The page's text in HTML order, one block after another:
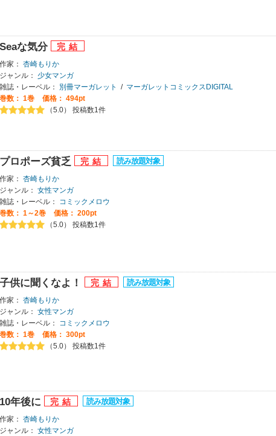
Seaな気分
作家： 杏崎もりか
ジャンル：
少女マンガ
雑誌・レーベル：
別冊マーガレット / マーガレットコミックスDIGITAL
巻数： 1巻
価格： 494pt
（5.0） 投稿数1件
プロポーズ貧乏
作家： 杏崎もりか
ジャンル： 女性マンガ
雑誌・レーベル：
コミックメロウ
巻数： 1～2巻
価格： 200pt
（5.0） 投稿数1件
子供に聞くなよ！
作家： 杏崎もりか
ジャンル： 女性マンガ
雑誌・レーベル：
コミックメロウ
巻数： 1巻
価格： 300pt
（5.0） 投稿数1件
10年後に
作家： 杏崎もりか
ジャンル： 女性マンガ